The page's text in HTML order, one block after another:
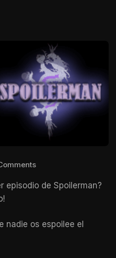
episodio de Spoilerman?
nadie os espoilee el